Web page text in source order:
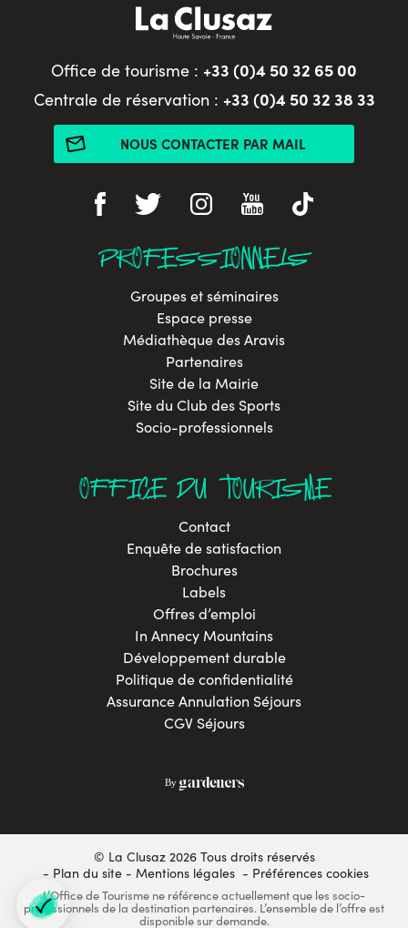
Office de tourisme : +33 (0)4 50 32 65 00
Centrale de réservation : +33 (0)4 50 32 38 33
NOUS CONTACTER PAR MAIL
PROFESSIONNELS
Groupes et séminaires
Espace presse
Médiathèque des Aravis
Partenaires
Site de la Mairie
Site du Club des Sports
Socio-professionnels
OFFICE DU TOURISME
Contact
Enquête de satisfaction
Brochures
Labels
Offres d’emploi
In Annecy Mountains
Développement durable
Politique de confidentialité
Assurance Annulation Séjours
CGV Séjours
© La Clusaz 2026 Tous droits réservés
Plan du site
Mentions légales - Préférences cookies
L’Office de Tourisme ne référence actuellement que les socio-
professionnels de la destination partenaires. L’ensemble de l’offre est
disponible sur demande.